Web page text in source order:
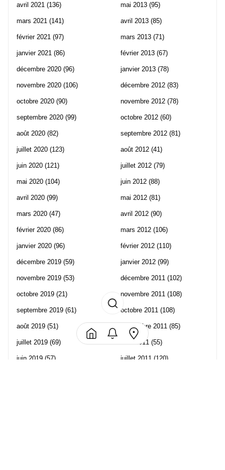
avril 2021 (136)
mars 2021 (141)
février 2021 (97)
janvier 2021 (86)
décembre 2020 (96)
novembre 2020 (106)
octobre 2020 (90)
septembre 2020 (99)
août 2020 (82)
juillet 2020 (123)
juin 2020 (121)
mai 2020 (104)
avril 2020 (99)
mars 2020 (47)
février 2020 (86)
janvier 2020 (96)
décembre 2019 (59)
novembre 2019 (53)
octobre 2019 (21)
septembre 2019 (61)
août 2019 (51)
juillet 2019 (69)
juin 2019 (57)
mai 2013 (95)
avril 2013 (85)
mars 2013 (71)
février 2013 (67)
janvier 2013 (78)
décembre 2012 (83)
novembre 2012 (78)
octobre 2012 (60)
septembre 2012 (81)
août 2012 (41)
juillet 2012 (79)
juin 2012 (88)
mai 2012 (81)
avril 2012 (90)
mars 2012 (106)
février 2012 (110)
janvier 2012 (99)
décembre 2011 (102)
novembre 2011 (108)
octobre 2011 (108)
septembre 2011 (85)
août 2011 (55)
juillet 2011 (120)